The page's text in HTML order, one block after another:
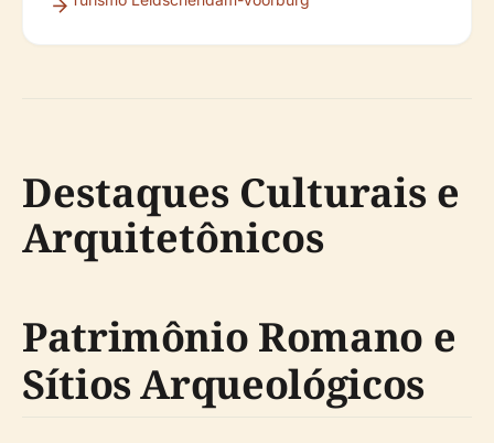
Destaques Culturais e
Arquitetônicos
Patrimônio Romano e
Sítios Arqueológicos